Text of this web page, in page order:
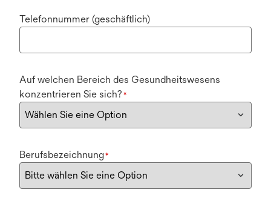
Telefonnummer (geschäftlich)
Auf welchen Bereich des Gesundheitswesens
konzentrieren Sie sich? *
Berufsbezeichnung*